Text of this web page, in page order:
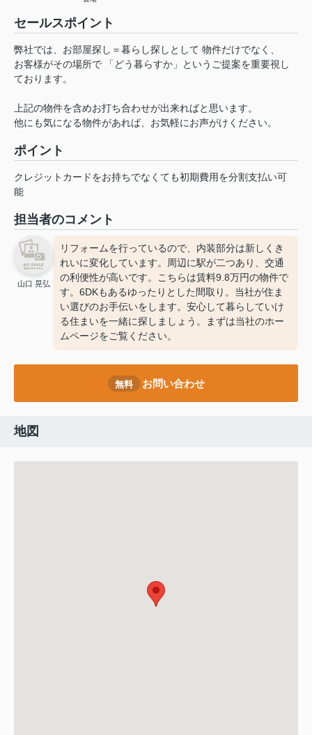
セールスポイント
弊社では、お部屋探し＝暮らし探しとして 物件だけでなく、
お客様がその場所で 「どう暮らすか」というご提案を重要視し
ております。
上記の物件を含めお打ち合わせが出来ればと思います。
他にも気になる物件があれば、お気軽にお声がけください。
ポイント
クレジットカードをお持ちでなくても初期費用を分割支払い可
能
担当者のコメント
山口 晃弘
リフォームを行っているので、内装部分は新しくき
れいに変化しています。周辺に駅が二つあり、交通
の利便性が高いです。こちらは賃料9.8万円の物件で
す。6DKもあるゆったりとした間取り。当社が住ま
い選びのお手伝いをします。安心して暮らしていけ
る住まいを一緒に探しましょう。まずは当社のホー
ムページをご覧ください。
無料 お問い合わせ
地図